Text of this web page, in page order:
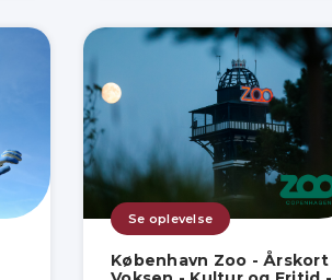
Se oplevelse
København Zoo - Årskort